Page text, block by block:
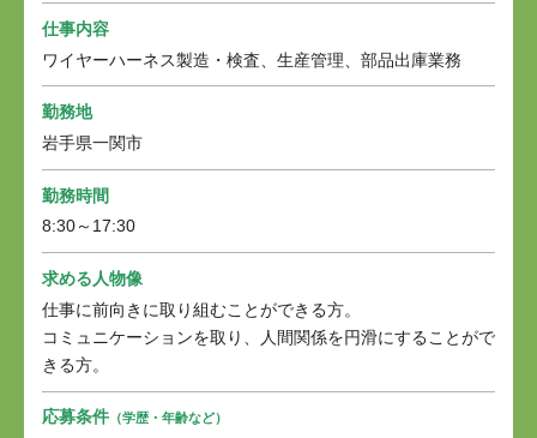
仕事内容
ワイヤーハーネス製造・検査、生産管理、部品出庫業務
勤務地
岩手県一関市
勤務時間
8:30～17:30
求める人物像
仕事に前向きに取り組むことができる方。
コミュニケーションを取り、人間関係を円滑にすることがで
きる方。
応募条件 （学歴・年齢など）